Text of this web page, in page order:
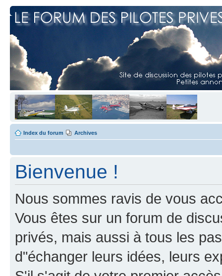
Index du forum Archives
Bienvenue !
Nous sommes ravis de vous
Vous êtes sur un forum de
privés, mais aussi à tous les
d"échanger leurs idées, leurs